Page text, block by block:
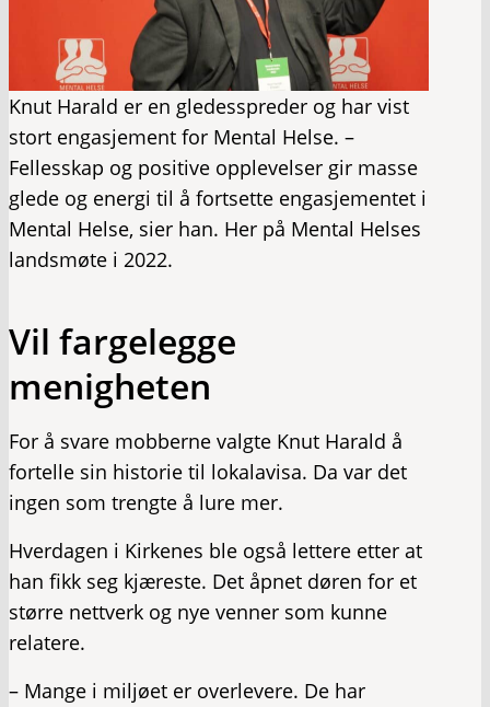
Knut Harald er en gledesspreder og har vist
stort engasjement for Mental Helse. –
Fellesskap og positive opplevelser gir masse
glede og energi til å fortsette engasjementet i
Mental Helse, sier han. Her på Mental Helses
landsmøte i 2022.
Vil fargelegge
menigheten
For å svare mobberne valgte Knut Harald å
fortelle sin historie til lokalavisa. Da var det
ingen som trengte å lure mer.
Hverdagen i Kirkenes ble også lettere etter at
han fikk seg kjæreste. Det åpnet døren for et
større nettverk og nye venner som kunne
relatere.
– Mange i miljøet er overlevere. De har